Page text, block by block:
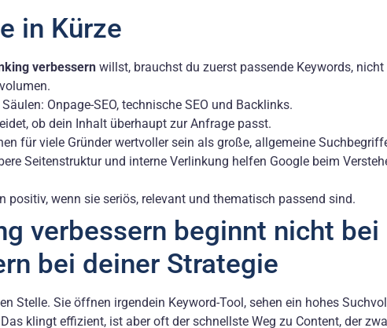
in Kürze
verbessern willst, brauchst du zuerst passende Keywords,
Onpage-SEO, technische SEO und Backlinks.
ob dein Inhalt überhaupt zur Anfrage passt.
für viele Gründer wertvoller sein als große, allgemeine
Seitenstruktur und interne Verlinkung helfen Google beim
positiv, wenn sie seriös, relevant und thematisch passend sind.
verbessern beginnt nicht bei
bei deiner Strategie
Stelle. Sie öffnen irgendein Keyword-Tool, sehen ein hohes
klingt effizient, ist aber oft der schnellste Weg zu Content, der